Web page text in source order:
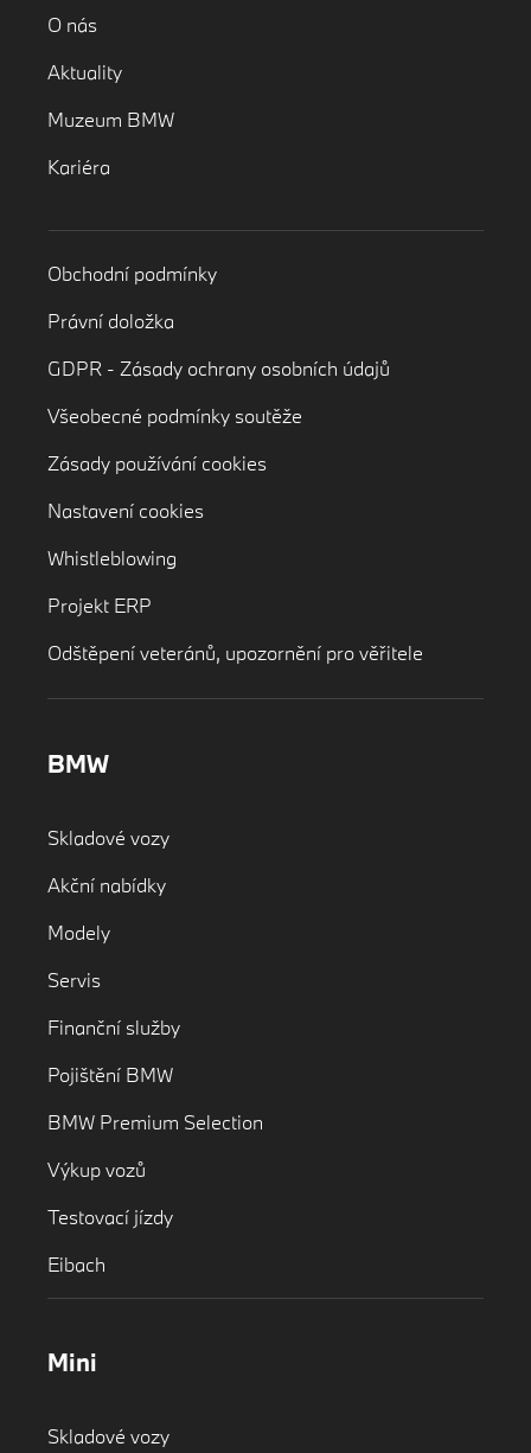
O nás
Aktuality
Muzeum BMW
Kariéra
Obchodní podmínky
Právní doložka
GDPR - Zásady ochrany osobních údajů
Všeobecné podmínky soutěže
Zásady používání cookies
Nastavení cookies
Whistleblowing
Projekt ERP
Odštěpení veteránů, upozornění pro věřitele
BMW
Skladové vozy
Akční nabídky
Modely
Servis
Finanční služby
Pojištění BMW
BMW Premium Selection
Výkup vozů
Testovací jízdy
Eibach
Mini
Skladové vozy